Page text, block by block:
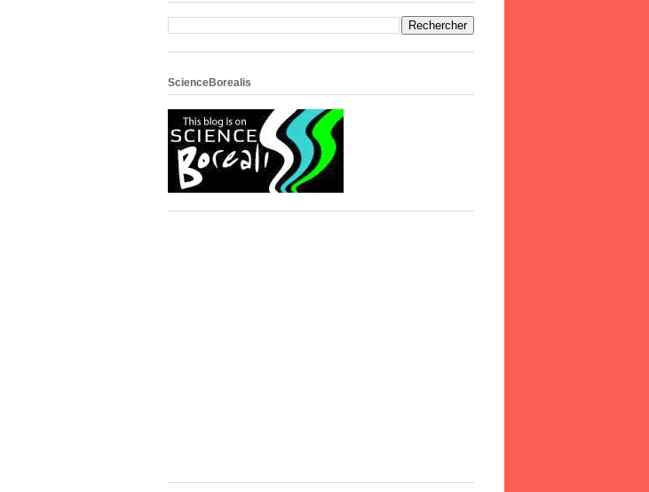
ScienceBorealis